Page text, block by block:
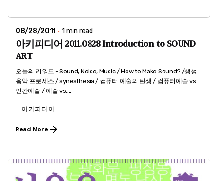
08/28/2011 1 min read
아키피디어 2011.0828 Introduction to SOUND
ART
오늘의 키워드 - Sound, Noise, Music / How to Make Sound? /생성
음악 프로세스 / synesthesia / 컴퓨터 예술의 탄생 / 컴퓨터예술 vs.
인간예술 / 예술 vs....
아키피디어
Read More